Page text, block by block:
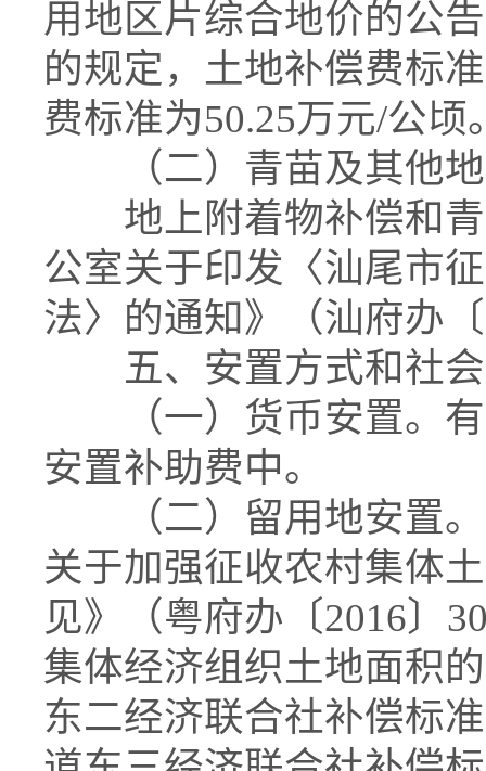
用地区片综合地价的公
的规定，土地补偿费标
费标准为50.25万元/公顷
（二）青苗及其他地
地上附着物补偿和青
公室关于印发〈汕尾市
法〉的通知》（汕府办
五、安置方式和社会
（一）货币安置。有
安置补助费中。
（二）留用地安置。
关于加强征收农村集体
见》（粤府办〔2016〕
集体经济组织土地面积
东二经济联合社补偿标